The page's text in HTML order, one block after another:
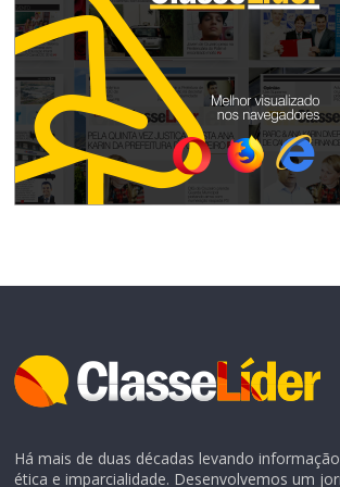
Há mais de duas décadas levando
ética e imparcialidade. Desenvolvemos um